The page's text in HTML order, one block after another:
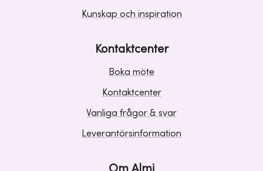
Kunskap och inspiration
Kontaktcenter
Boka möte
Kontaktcenter
Vanliga frågor & svar
Leverantörsinformation